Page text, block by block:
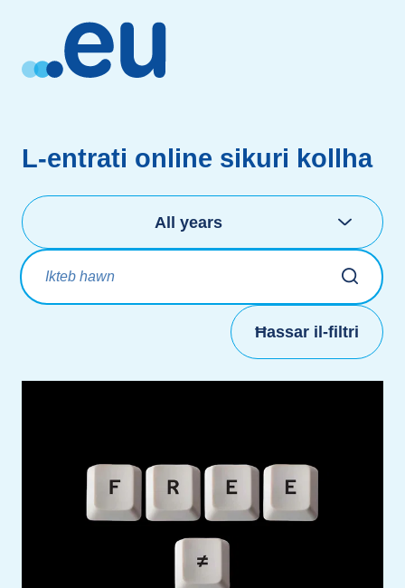
L-entrati online sikuri kollha
Agħżel is-snin
All years
Titolu
Ħassar il-filtri